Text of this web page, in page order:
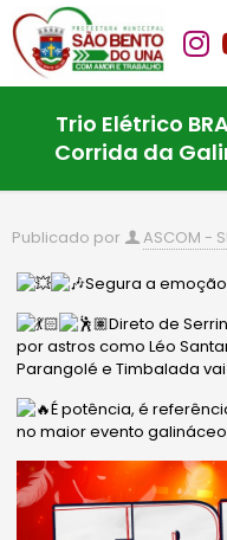
Trio Elétrico
Corrida da
Publicado por ASCOM -
Segura a
Direto de
por astros como Léo
Parangolé e Timbalada
É potência, é
no maior evento